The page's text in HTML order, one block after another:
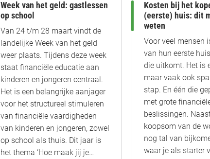
Week van het geld: gastlessen
op school
Van 24 t/m 28 maart vindt de
landelijke Week van het geld
weer plaats. Tijdens deze week
staat financiële educatie aan
kinderen en jongeren centraal.
Het is een belangrijke aanjager
voor het structureel stimuleren
van financiële vaardigheden
van kinderen en jongeren, zowel
op school als thuis. Dit jaar is
het thema ‘Hoe maak jij je…
Kosten bij het
(eerste) huis: dit
weten
Voor veel mensen
van hun eerste
die uitkomt. Het is
maar vaak ook
stap. En één die
met grote
beslissingen.
koopsom van de
nog tal van
waar je als starter